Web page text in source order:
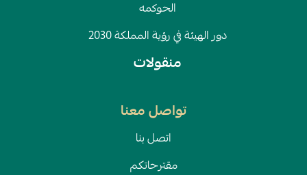
الحوكمه
دور الهيئة في رؤية المملكة 2030
منقولات
تواصل معنا
اتصل بنا
مقترحاتكم